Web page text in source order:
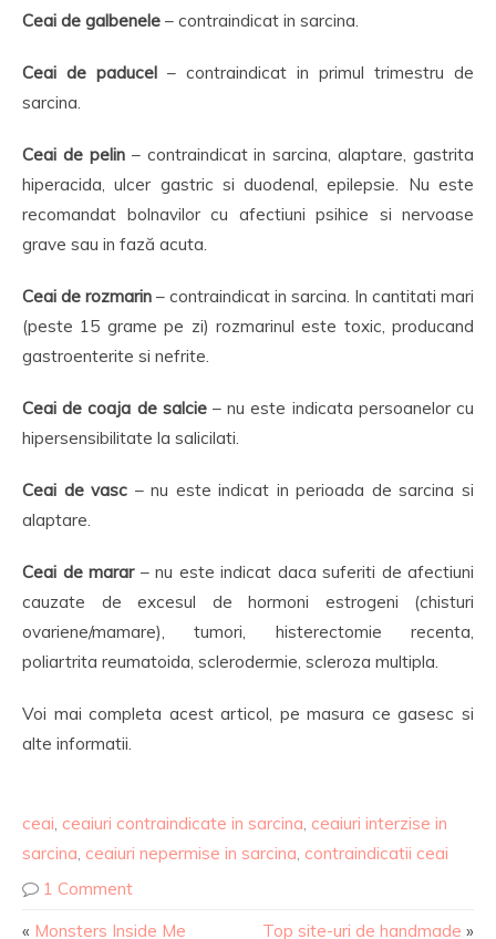
Ceai de galbenele – contraindicat in sarcina.
Ceai de paducel – contraindicat in primul trimestru de
sarcina.
Ceai de pelin– contraindicat in sarcina, alaptare, gastrita
hiperacida, ulcer gastric si duodenal, epilepsie. Nu este
recomandat bolnavilor cu afectiuni psihice si nervoase
grave sau in fază acuta.
Ceai de rozmarin – contraindicat in sarcina. In cantitati mari
(peste 15 grame pe zi) rozmarinul este toxic, producand
gastroenterite si nefrite.
Ceai de coaja de salcie– nu este indicata persoanelor cu
hipersensibilitate la salicilati.
Ceai de vasc – nu este indicat in perioada de sarcina si
alaptare.
Ceai de marar– nu este indicat daca suferiti de afectiuni
cauzate de excesul de hormoni estrogeni (chisturi
ovariene/mamare), tumori, histerectomie recenta,
poliartrita reumatoida, sclerodermie, scleroza multipla.
Voi mai completa acest articol, pe masura ce gasesc si
alte informatii.
ceai, ceaiuri contraindicate in sarcina, ceaiuri interzise in
sarcina, ceaiuri nepermise in sarcina, contraindicatii ceai
1 Comment
« Monsters Inside Me Top site-uri de handmade »